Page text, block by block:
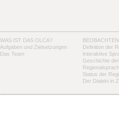
WAS IST DAS OLCA?
Aufgaben und Zielsetzungen
Das Team
Definition der
Interaktive
Geschichte der
Status der
Der Dialekt in